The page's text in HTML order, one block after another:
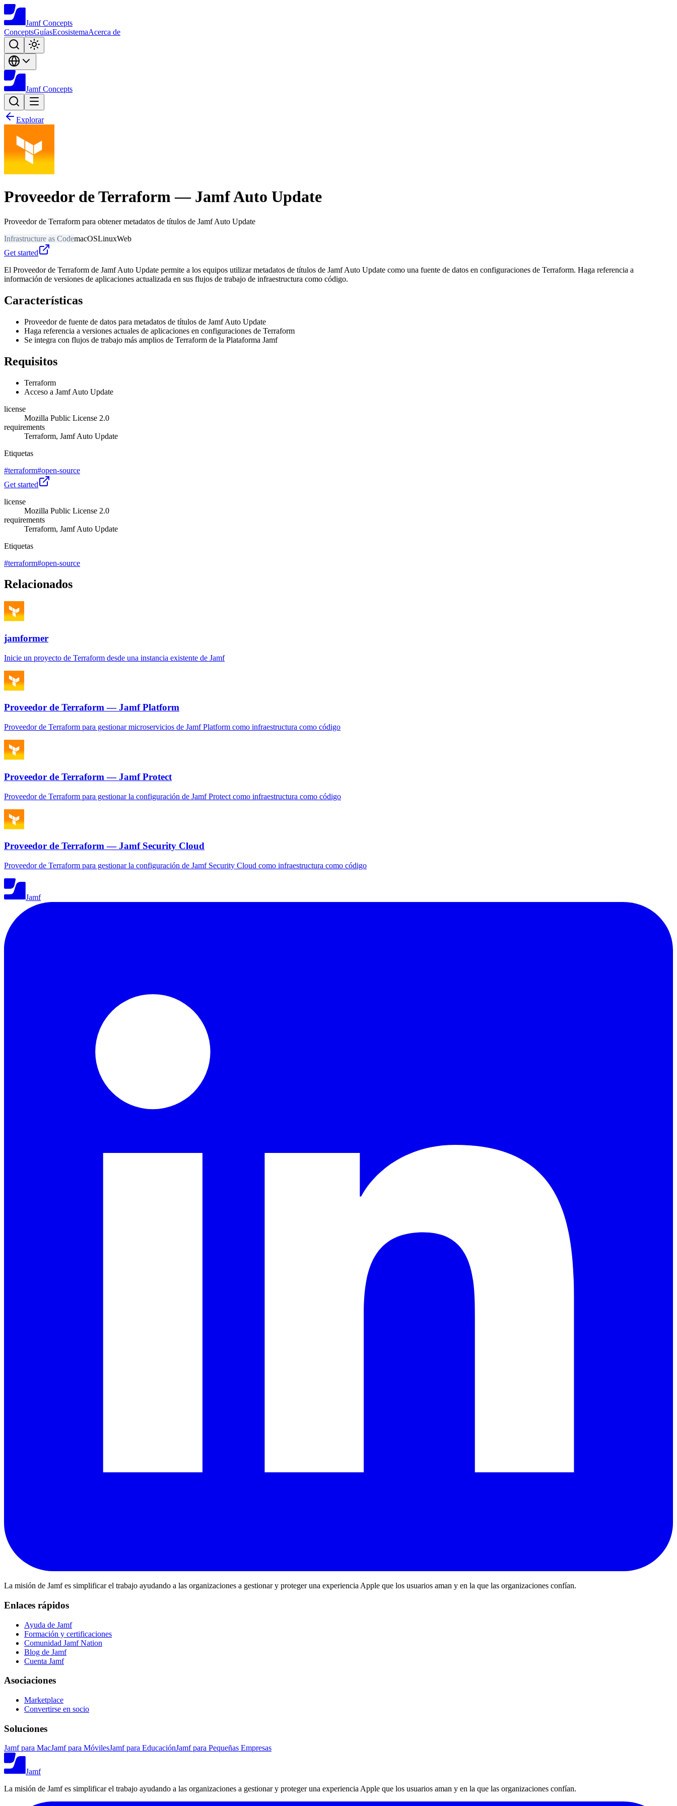
Jamf Concepts
ConceptsGuíasEcosistemaAcerca de
Jamf Concepts
Explorar
Proveedor de Terraform — Jamf Auto Update
Proveedor de Terraform para obtener metadatos de títulos de Jamf Auto Update
Infrastructure as CodemacOSLinuxWeb
Get started
El Proveedor de Terraform de Jamf Auto Update permite a los equipos utilizar metadatos de títulos de Jamf Auto Update como una fuente de datos en configuraciones de Terraform. Haga referencia a
información de versiones de aplicaciones actualizada en sus flujos de trabajo de infraestructura como código.
Características
Proveedor de fuente de datos para metadatos de títulos de Jamf Auto Update
Haga referencia a versiones actuales de aplicaciones en configuraciones de Terraform
Se integra con flujos de trabajo más amplios de Terraform de la Plataforma Jamf
Requisitos
Terraform
Acceso a Jamf Auto Update
license
Mozilla Public License 2.0
requirements
Terraform, Jamf Auto Update
Etiquetas
#terraform#open-source
Get started
license
Mozilla Public License 2.0
requirements
Terraform, Jamf Auto Update
Etiquetas
#terraform#open-source
Relacionados
jamformer
Inicie un proyecto de Terraform desde una instancia existente de Jamf
Proveedor de Terraform — Jamf Platform
Proveedor de Terraform para gestionar microservicios de Jamf Platform como infraestructura como código
Proveedor de Terraform — Jamf Protect
Proveedor de Terraform para gestionar la configuración de Jamf Protect como infraestructura como código
Proveedor de Terraform — Jamf Security Cloud
Proveedor de Terraform para gestionar la configuración de Jamf Security Cloud como infraestructura como código
Jamf
La misión de Jamf es simplificar el trabajo ayudando a las organizaciones a gestionar y proteger una experiencia Apple que los usuarios aman y en la que las organizaciones confían.
Enlaces rápidos
Ayuda de Jamf
Formación y certificaciones
Comunidad Jamf Nation
Blog de Jamf
Cuenta Jamf
Asociaciones
Marketplace
Convertirse en socio
Soluciones
Jamf para MacJamf para MóvilesJamf para EducaciónJamf para Pequeñas Empresas
Jamf
La misión de Jamf es simplificar el trabajo ayudando a las organizaciones a gestionar y proteger una experiencia Apple que los usuarios aman y en la que las organizaciones confían.